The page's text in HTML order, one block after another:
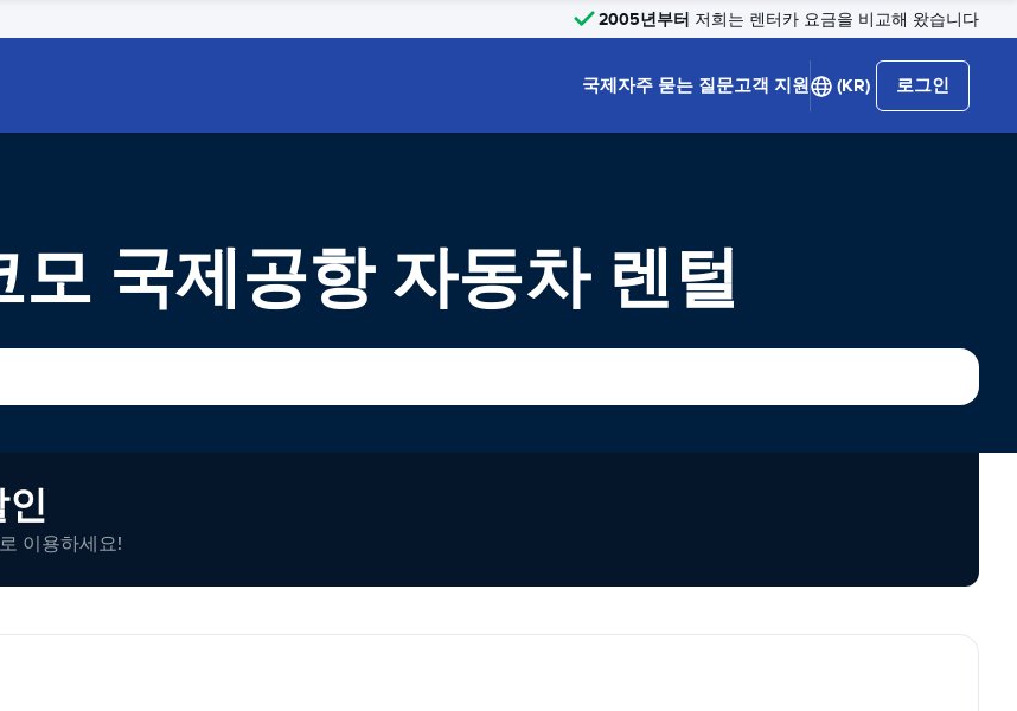
2005년부터 저희는 렌터카 요금을 비교해 왔습니다
국제자주 묻는 질문고객 지원 (KR) 로그인
국제공항 자동차 렌털
이용하세요!